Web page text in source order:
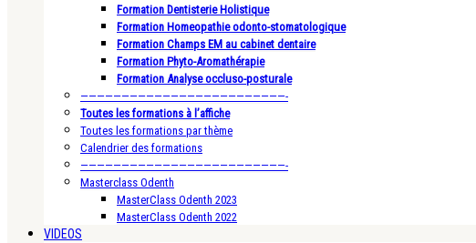
Formation Dentisterie Holistique
Formation Homeopathie odonto-stomatologique
Formation Champs EM au cabinet dentaire
Formation Phyto-Aromathérapie
Formation Analyse occluso-posturale
—————————————————————————-
Toutes les formations à l’affiche
Toutes les formations par thème
Calendrier des formations
—————————————————————————-
Masterclass Odenth
MasterClass Odenth 2023
MasterClass Odenth 2022
VIDEOS